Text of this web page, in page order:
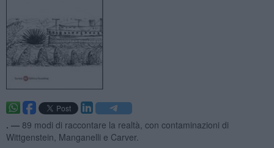
. — 89 modi di raccontare la realtà, con contaminazioni di
Wittgenstein, Manganelli e Carver.